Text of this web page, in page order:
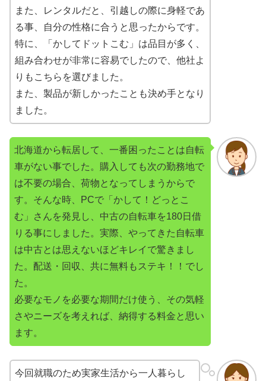
また、レンタルだと、引越しの際に身軽であ
る事、自分の性格に合うと思ったからです。
特に、「かしてドットこむ」は品目が多く、
組み合わせが非常に容易でしたので、他社よ
りもこちらを選びました。
また、製品が新しかったことも決め手となり
ました。
北海道から転居して、一番困ったことは自転
車がない事でした。購入しても次の勤務地で
は不要の場合、荷物となってしまうからで
す。そんな時、PCで「かして！どっとこ
む」さんを発見し、中古の自転車を180日借
りる事にしました。実際、やってきた自転車
は中古とは思えないほどキレイで驚きまし
た。配送・回収、共に無料もステキ！！でし
た。
必要なモノを必要な期間だけ使う、その気軽
さやニーズを考えれば、納得する料金と思い
ます。
今回就職のため実家生活から一人暮らし